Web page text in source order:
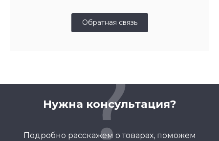
Обратная связь
Нужна консультация?
Подробно расскажем о товарах, поможем